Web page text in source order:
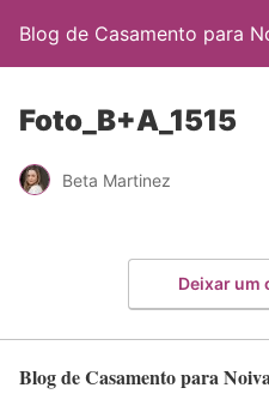
Blog de Casamento para
Foto_B+A_1515
Beta Martinez
Deixar um
Blog de Casamento para